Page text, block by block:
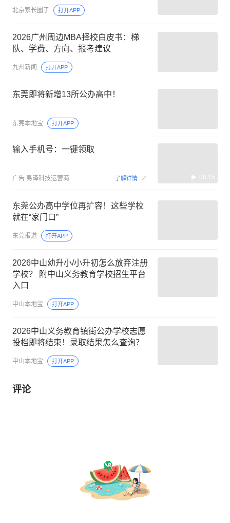
北京家长圈子 打开APP
2026广州周边MBA择校白皮书：梯
队、学费、方向、报考建议
九州新闻 打开APP
东莞即将新增13所公办高中！
东莞本地宝 打开APP
输入手机号：一键领取
广告 易泽科技运营商 了解详情 00:15
东莞公办高中学位再扩容！这些学校
就在“家门口”
东莞报道 打开APP
2026中山幼升小/小升初怎么放弃注册
学校？ 附中山义务教育学校招生平台
入口
中山本地宝 打开APP
2026中山义务教育镇街公办学校志愿
投档即将结束！录取结果怎么查询？
中山本地宝 打开APP
评论